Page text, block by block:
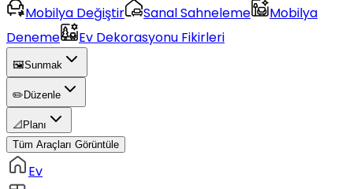
Mobilya Değiştir Sanal Sahneleme
Mobilya
Deneme
Ev Dekorasyonu Fikirleri
🖼️Sunmak
✏️ Düzenle
📐 Planı
Tüm Araçları Görüntüle
Ev